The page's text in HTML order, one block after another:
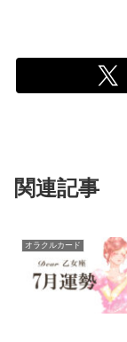
関連記事
オラクルカード